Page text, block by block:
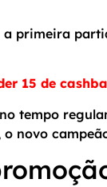
primeira
15 de
tempo
novo